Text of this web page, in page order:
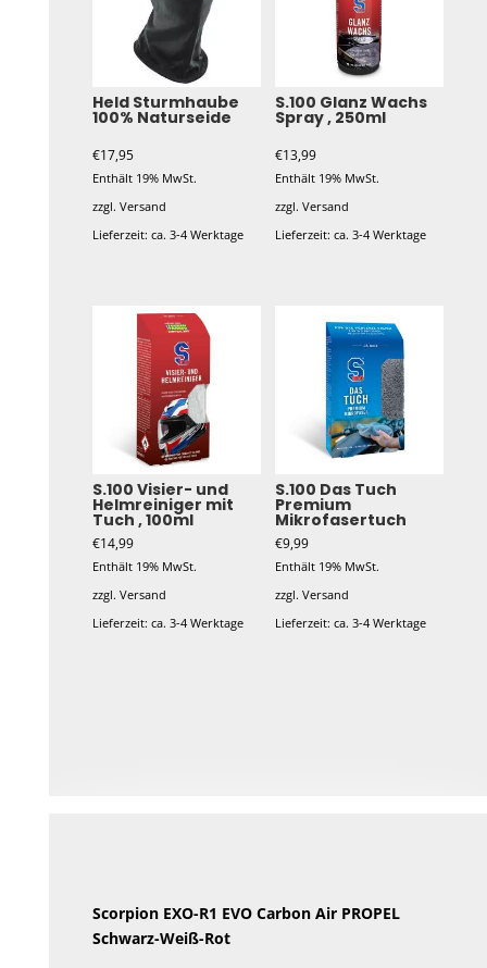
Held Sturmhaube
100% Naturseide
€17,95
Enthält 19% MwSt.
zzgl.Versand
Lieferzeit: ca. 3-4 Werktage
S.100 Glanz Wachs
Spray , 250ml
€13,99
Enthält 19% MwSt.
zzgl. Versand
Lieferzeit: ca. 3-4 Werktage
S.100 Visier- und
Helmreiniger mit
Tuch , 100ml
€14,99
Enthält 19% MwSt.
zzgl.Versand
Lieferzeit: ca. 3-4 Werktage
S.100 Das Tuch
Premium
Mikrofasertuch
€9,99
Enthält 19% MwSt.
zzgl. Versand
Lieferzeit: ca. 3-4 Werktage
Scorpion EXO-R1 EVO Carbon Air PROPEL
Schwarz-Weiß-Rot